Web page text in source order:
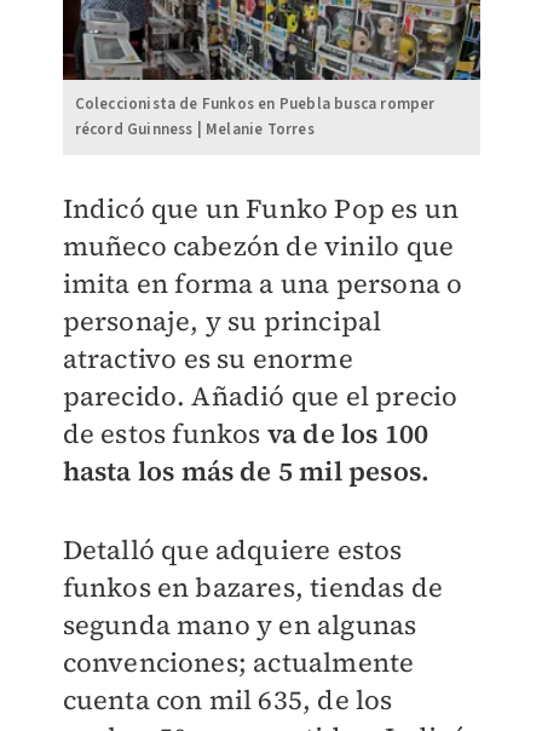
Coleccionista de Funkos en Puebla busca romper
récord Guinness | Melanie Torres
Indicó que un Funko Pop es un
muñeco cabezón de vinilo que
imita en forma a una persona o
personaje, y su principal
atractivo es su enorme
parecido. Añadió que el precio
de estos funkos va de los 100
hasta los más de 5 mil pesos.
Detalló que adquiere estos
funkos en bazares, tiendas de
segunda mano y en algunas
convenciones; actualmente
cuenta con mil 635, de los